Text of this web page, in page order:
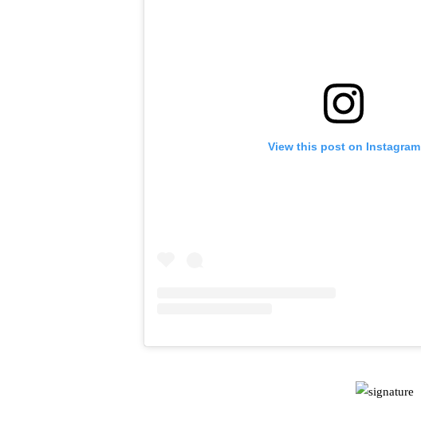
View this post on Instagram